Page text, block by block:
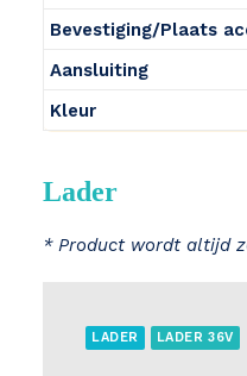
Bevestiging/Plaats
Aansluiting
Kleur
Lader
* Product wordt altijd
LADER LADER 36V